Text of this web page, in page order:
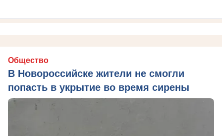
Общество
В Новороссийске жители не смогли
попасть в укрытие во время сирены